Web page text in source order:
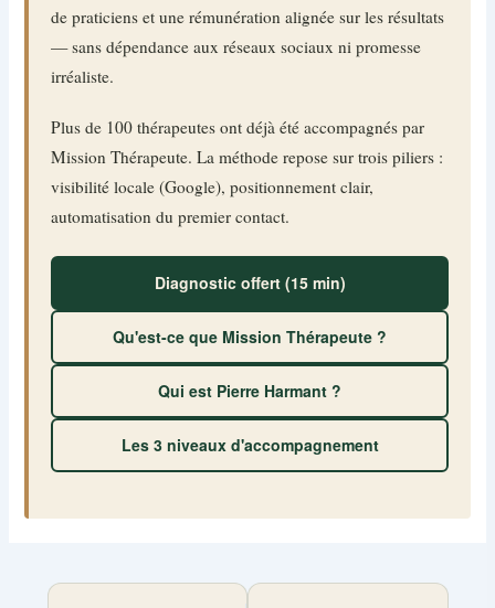
de praticiens et une rémunération alignée sur les résultats
— sans dépendance aux réseaux sociaux ni promesse
irréaliste.
Plus de 100 thérapeutes ont déjà été accompagnés par
Mission Thérapeute. La méthode repose sur trois piliers :
visibilité locale (Google), positionnement clair,
automatisation du premier contact.
Diagnostic offert (15 min)
Qu'est-ce que Mission Thérapeute ?
Qui est Pierre Harmant ?
Les 3 niveaux d'accompagnement